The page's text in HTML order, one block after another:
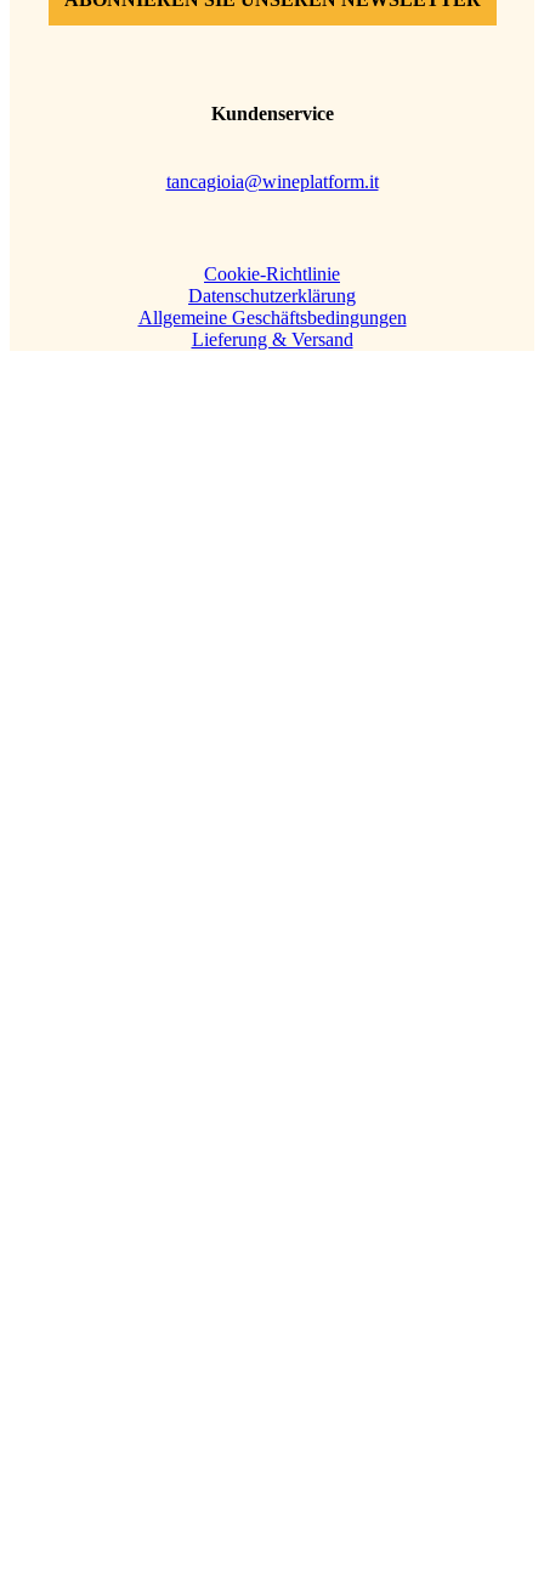
Kundenservice
tancagioia@wineplatform.it
Cookie-Richtlinie
Datenschutzerklärung
Allgemeine Geschäftsbedingungen
Lieferung & Versand